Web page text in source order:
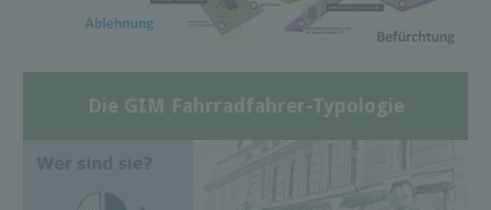
Die GIM Fahrradfahrer-Typologie